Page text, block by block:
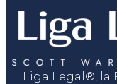
Liga Legal®, la